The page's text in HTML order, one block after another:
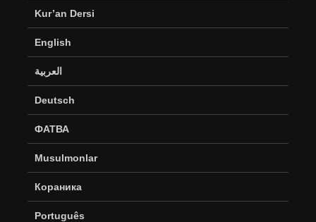
Kur’an Dersi
English
العربية
Deutsch
ФАТВА
Musulmonlar
Кораника
Português